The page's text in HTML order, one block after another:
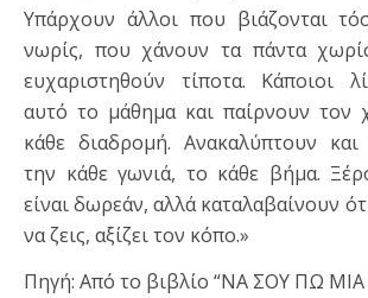
Υπάρχουν άλλοι που βιάζονται
νωρίς, που χάνουν τα πάντα
ευχαριστηθούν τίποτα. Κάποιοι
αυτό το μάθημα και παίρνουν τον
κάθε διαδρομή. Ανακαλύπτουν
την κάθε γωνιά, το κάθε βήμα.
είναι δωρεάν, αλλά καταλαβαίνουν
να ζεις, αξίζει τον κόπο.»
Πηγή: Από το βιβλίο “ΝΑ ΣΟΥ ΠΩ ΜΙΑ